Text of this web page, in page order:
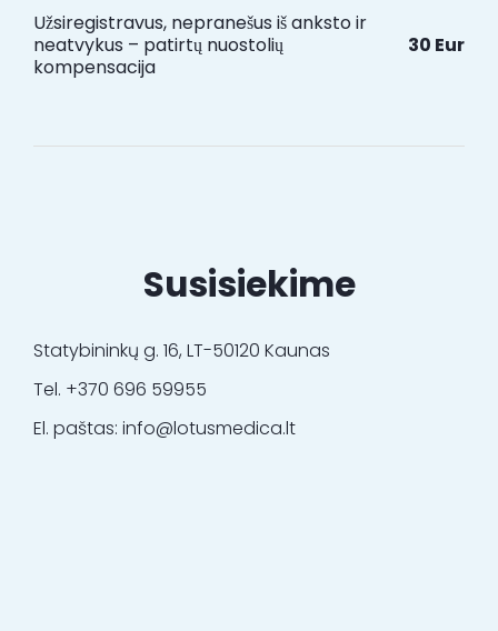
Užsiregistravus, nepranešus iš anksto ir
neatvykus – patirtų nuostolių
kompensacija
30 Eur
Susisiekime
Statybininkų g. 16, LT-50120 Kaunas
Tel. +370 696 59955
El. paštas: info@lotusmedica.lt